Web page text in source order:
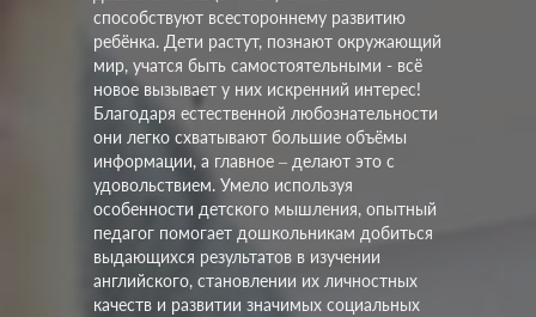
способствуют всестороннему развитию
ребёнка. Дети растут, познают окружающий
мир, учатся быть самостоятельными - всё
новое вызывает у них искренний интерес!
Благодаря естественной любознательности
они легко схватывают большие объёмы
информации, а главное – делают это с
удовольствием. Умело используя
особенности детского мышления, опытный
педагог помогает дошкольникам добиться
выдающихся результатов в изучении
английского, становлении их личностных
качеств и развитии значимых социальных